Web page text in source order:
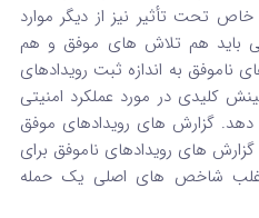
تحت تأثیر نیز از دیگر موارد
باید هم تلاش‌ های موفق و هم
ناموفق به اندازه ثبت رویدادهای
کلیدی در مورد عملکرد امنیتی
دهد. گزارش‌ های رویدادهای موفق
های رویدادهای ناموفق برای
اغلب شاخص‌ های اصلی یک حمله